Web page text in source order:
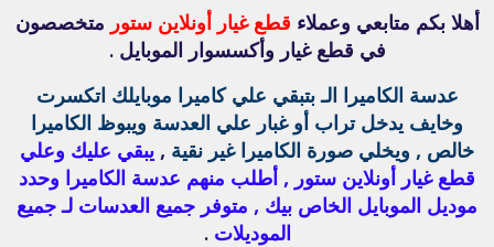
أهلا بكم متابعي وعملاء قطع غيار أونلاين ستور متخصصون
في قطع غيار وأكسسوار الموبايل .
عدسة الكاميرا الـ بتبقي علي كاميرا موبايلك اتكسرت
وخايف يدخل تراب أو غبار علي العدسة ويبوظ الكاميرا
خالص , ويخلي صورة الكاميرا غير نقية , يبقي عليك وعلي
قطع غيار أونلاين ستور , أطلب منهم عدسة الكاميرا وحدد
موديل الموبايل الخاص بيك , متوفر جميع العدسات لـ جميع
الموديلات .